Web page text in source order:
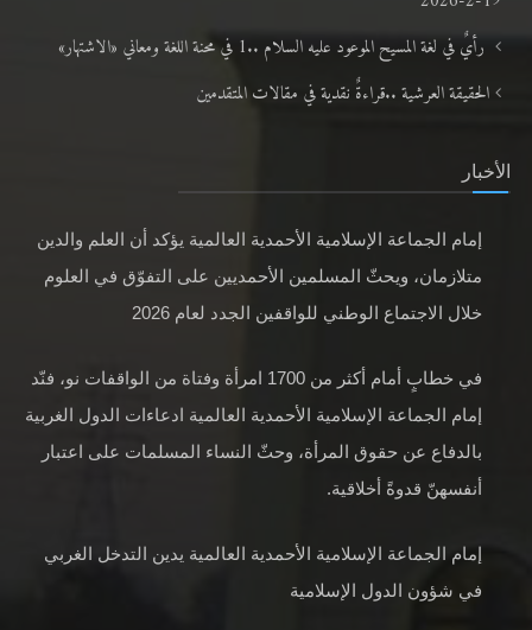
رأيٌ في لغة المسيح الموعود عليه السلام ..1 في محنة اللغة ومعاني «الاشتهار»
الحقيقة العرشية ..قراءةٌ نقدية في مقالات المتقدمين
الأخبار
إمام الجماعة الإسلامية الأحمدية العالمية يؤكد أن العلم والدين
متلازمان، ويحثّ المسلمين الأحمديين على التفوّق في العلوم
خلال الاجتماع الوطني للواقفين الجدد لعام 2026
في خطابٍ أمام أكثر من 1700 امرأة وفتاة من الواقفات نو، فنّد
إمام الجماعة الإسلامية الأحمدية العالمية ادعاءات الدول الغربية
بالدفاع عن حقوق المرأة، وحثّ النساء المسلمات على اعتبار
أنفسهنّ قدوةً أخلاقية.
إمام الجماعة الإسلامية الأحمدية العالمية يدين التدخل الغربي
في شؤون الدول الإسلامية